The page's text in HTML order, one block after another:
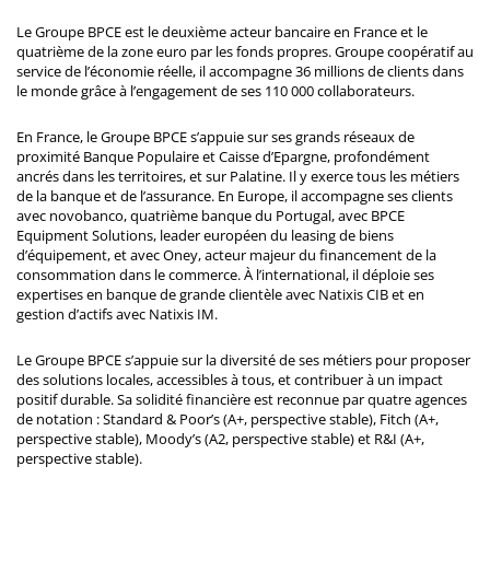
Le Groupe BPCE est le deuxième acteur bancaire en France et le
quatrième de la zone euro par les fonds propres. Groupe coopératif au
service de l’économie réelle, il accompagne 36 millions de clients dans
le monde grâce à l’engagement de ses 110 000 collaborateurs.
En France, le Groupe BPCE s’appuie sur ses grands réseaux de
proximité Banque Populaire et Caisse d’Epargne, profondément
ancrés dans les territoires, et sur Palatine. Il y exerce tous les métiers
de la banque et de l’assurance. En Europe, il accompagne ses clients
avec novobanco, quatrième banque du Portugal, avec BPCE
Equipment Solutions, leader européen du leasing de biens
d’équipement, et avec Oney, acteur majeur du financement de la
consommation dans le commerce. À l’international, il déploie ses
expertises en banque de grande clientèle avec Natixis CIB et en
gestion d’actifs avec Natixis IM.
Le Groupe BPCE s’appuie sur la diversité de ses métiers pour proposer
des solutions locales, accessibles à tous, et contribuer à un impact
positif durable. Sa solidité financière est reconnue par quatre agences
de notation : Standard & Poor’s (A+, perspective stable), Fitch (A+,
perspective stable), Moody’s (A2, perspective stable) et R&I (A+,
perspective stable).